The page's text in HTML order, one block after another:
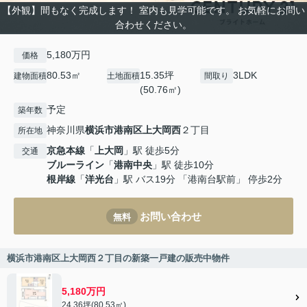
【外観】間もなく完成します！ 室内も見学可能です。 お気軽にお問い
合わせください。
価格 5,180万円
建物面積80.53㎡ 土地面積15.35坪
(50.76㎡)
間取り 3LDK
築年数 予定
所在地 神奈川県横浜市港南区上大岡西２丁目
交通 京急本線 「上大岡 」駅 徒歩5分
ブルーライン 「港南中央 」駅 徒歩10分
根岸線 「洋光台 」駅 バス19分 「港南台駅前」 停歩2分
無料 お問い合わせ
横浜市港南区上大岡西２丁目の新築一戸建の販売中物件
5,180万円
24.36坪(80.53㎡)